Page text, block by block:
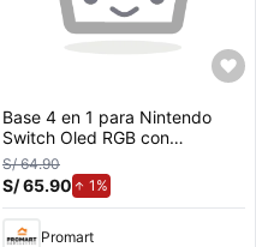
Base 4 en 1 para Nintendo
Switch Oled RGB con
Cargador de Joycons, Mando,
Portajuegos
S/ 64.90
S/ 65.90 1%
Promart